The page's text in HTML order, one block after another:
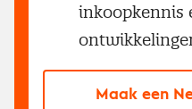
inkoopkennis
Maak een